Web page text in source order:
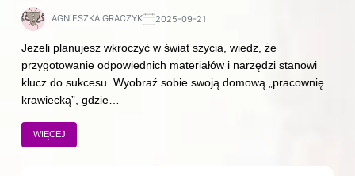
AGNIESZKA GRACZYK 2025-09-21
Jeżeli planujesz wkroczyć w świat szycia, wiedz, że
przygotowanie odpowiednich materiałów i narzędzi stanowi
klucz do sukcesu. Wyobraź sobie swoją domową „pracownię
krawiecką”, gdzie…
WIĘCEJ